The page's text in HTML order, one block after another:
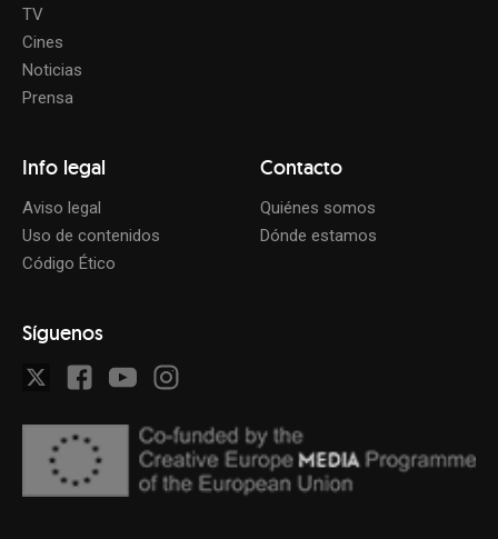
TV
Cines
Noticias
Prensa
Info legal
Aviso legal
Uso de contenidos
Código Ético
Contacto
Quiénes somos
Dónde estamos
Síguenos